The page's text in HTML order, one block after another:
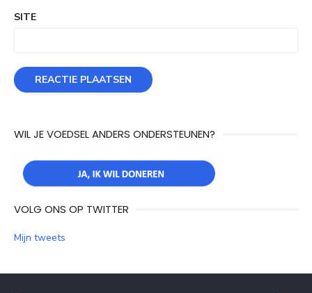
SITE
WIL JE VOEDSEL ANDERS ONDERSTEUNEN?
VOLG ONS OP TWITTER
Mijn tweets